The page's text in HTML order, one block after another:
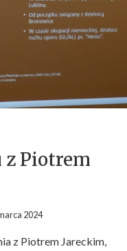
z Piotrem
2024
z Piotrem Jareckim,